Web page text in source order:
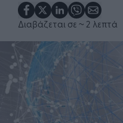
Διαβάζεται σε ~ 2 λεπτά